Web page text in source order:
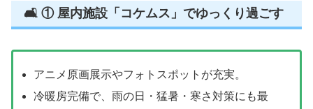
🛋️ ① 屋内施設「コケムス」でゆっくり過ごす
アニメ原画展示やフォトスポットが充実。
冷暖房完備で、雨の日・猛暑・寒さ対策にも最